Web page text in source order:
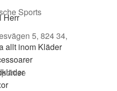
Herr
allt inom Kläder
Sports
5, 824 34,